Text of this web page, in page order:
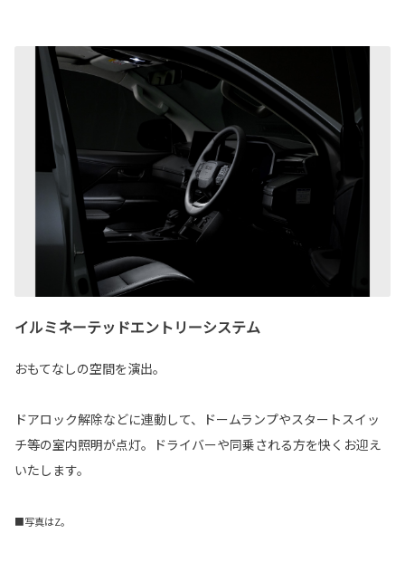
イルミネーテッドエントリーシステム
おもてなしの空間を演出。
ドアロック解除などに連動して、ドームランプやスタートスイッ
チ等の室内照明が点灯。ドライバーや同乗される方を快くお迎え
いたします。
■写真はZ。